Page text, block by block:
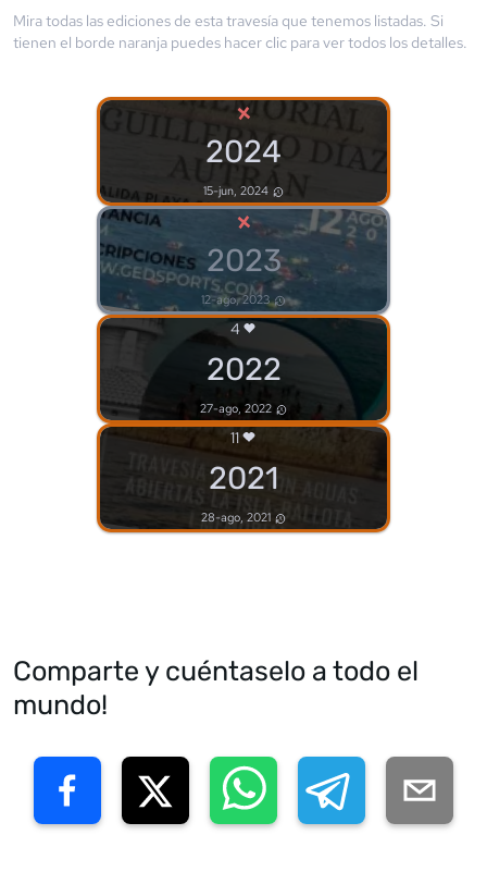
Mira todas las ediciones de esta travesía que tenemos listadas. Si
tienen el borde naranja puedes hacer clic para ver todos los detalles.
×
2024
15-jun, 2024
×
2023
12-ago, 2023
4
2022
27-ago, 2022
11
2021
28-ago, 2021
Comparte y cuéntaselo a todo el
mundo!